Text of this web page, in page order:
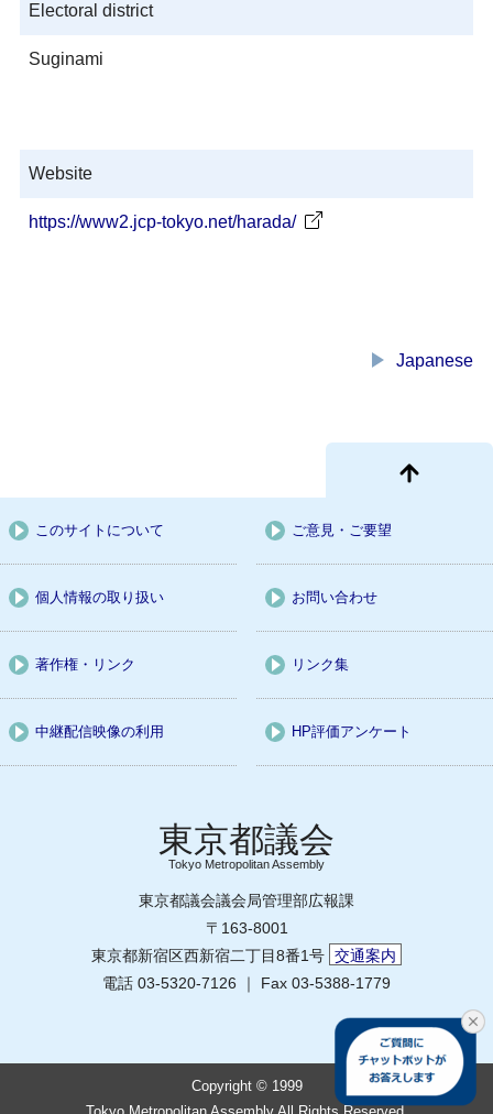
Electoral district
Suginami
Website
https://www2.jcp-tokyo.net/harada/
play_arrow Japanese
このサイトについて ご意見・ご要望
個人情報の取り扱い お問い合わせ
著作権・リンク リンク集
中継配信映像の利用 HP評価アンケート
Tokyo Metropolitan Assembly
東京都議会議会局管理部広報課
〒163-8001
東京都新宿区西新宿二丁目8番1号 交通案内
電話 03-5320-7126 ｜ Fax 03-5388-1779
Copyright © 1999
Tokyo Metropolitan Assembly All Rights Reserved.